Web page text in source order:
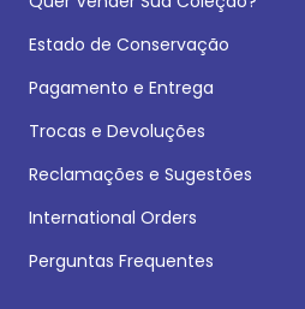
Estado de Conservação
Pagamento e Entrega
Trocas e Devoluções
Reclamações e Sugestões
International Orders
Perguntas Frequentes